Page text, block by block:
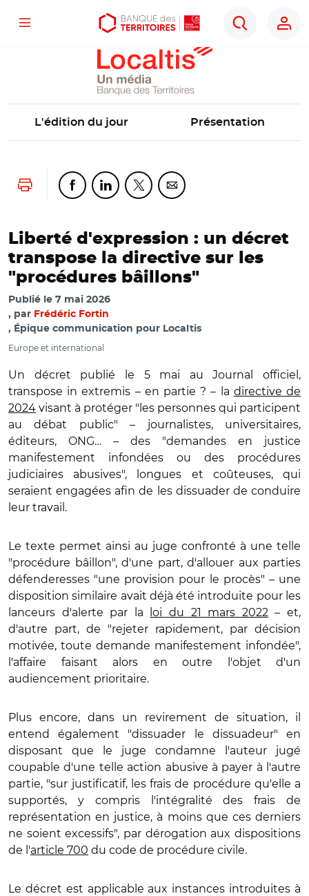
Aller
Aller
Ouvrir
d'accessibilité
Menu
Rechercher
Localtis
L'édition du jour Présentation
Lancer l'impressionPartager cette page sur Facebook
Partager cette page sur Linkedin
Partager cette page sur Twitter
Partager cette page sur
Liberté d'expression : un décret
transpose la directive sur les
"procédures bâillons"
Publié le 7 mai 2026
par Frédéric Fortin
, Épique communication pour Localtis
Europe et international
Un décret publié le 5 mai au Journal officiel,
transpose in extremis – en partie ? – la directive de
2024 visant à protéger "les personnes qui participent
au débat public" – journalistes, universitaires,
éditeurs, ONG… – des "demandes en justice
manifestement infondées ou des procédures
judiciaires abusives", longues et coûteuses, qui
seraient engagées afin de les dissuader de conduire
leur travail.
Le texte permet ainsi au juge confronté à une telle
"procédure bâillon", d'une part, d'allouer aux parties
défenderesses "une provision pour le procès" – une
disposition similaire avait déjà été introduite pour les
lanceurs d'alerte par la
loi du 21 mars 2022– et,
d'autre part, de "rejeter rapidement, par décision
motivée, toute demande manifestement infondée",
l'affaire faisant alors en outre l'objet d'un
audiencement prioritaire.
Plus encore, dans un revirement de situation, il
entend également "dissuader le dissuadeur" en
disposant que le juge condamne l'auteur jugé
coupable d'une telle action abusive à payer à l'autre
partie, "sur justificatif, les frais de procédure qu'elle a
supportés, y compris l'intégralité des frais de
représentation en justice, à moins que ces derniers
ne soient excessifs", par dérogation aux dispositions
de l'article 700 du code de procédure civile.
Le décret est applicable aux instances introduites à